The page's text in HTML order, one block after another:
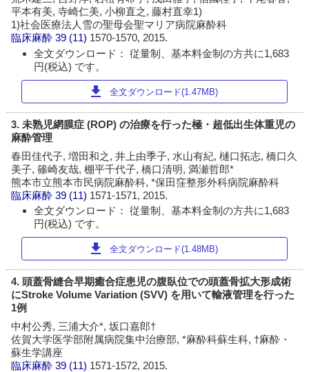
平本有美, 寺崎仁美, 小柳直之, 藤村直幸1)
1)社会医療法人雪の聖母会聖マリア病院麻酔科
臨床麻酔 39 (11) 1570-1570, 2015.
全文ダウンロード： 従量制、基本料金制の方共に1,683
円(税込) です。
download 全文ダウンロード(1.47MB)
3. 未熟児網膜症 (ROP) の治療を行った極・超低出生体重児の
麻酔管理
春田佳代子, 増田和之, 井上由季子, 水山有紀, 樋口拓志, 橋口久
美子, 篠崎友哉, 棚平千代子, 橋口清明, 満瀬哲郎*
熊本市立熊本市民病院麻酔科, *保田窪整形外科病院麻酔科
臨床麻酔 39 (11) 1571-1571, 2015.
全文ダウンロード： 従量制、基本料金制の方共に1,683
円(税込) です。
download 全文ダウンロード(1.48MB)
4. 頭蓋骨縫合早期癒合症患児の腹臥位での頭蓋骨拡大形成術
にStroke Volume Variation (SVV) を用いて輸液管理を行った
1例
中村公秀, 三浦大介*, 坂口嘉郎†
佐賀大学医学部附属病院集中治療部, *麻酔科蘇生科, †麻酔・
蘇生学講座
臨床麻酔 39 (11) 1571-1572, 2015.